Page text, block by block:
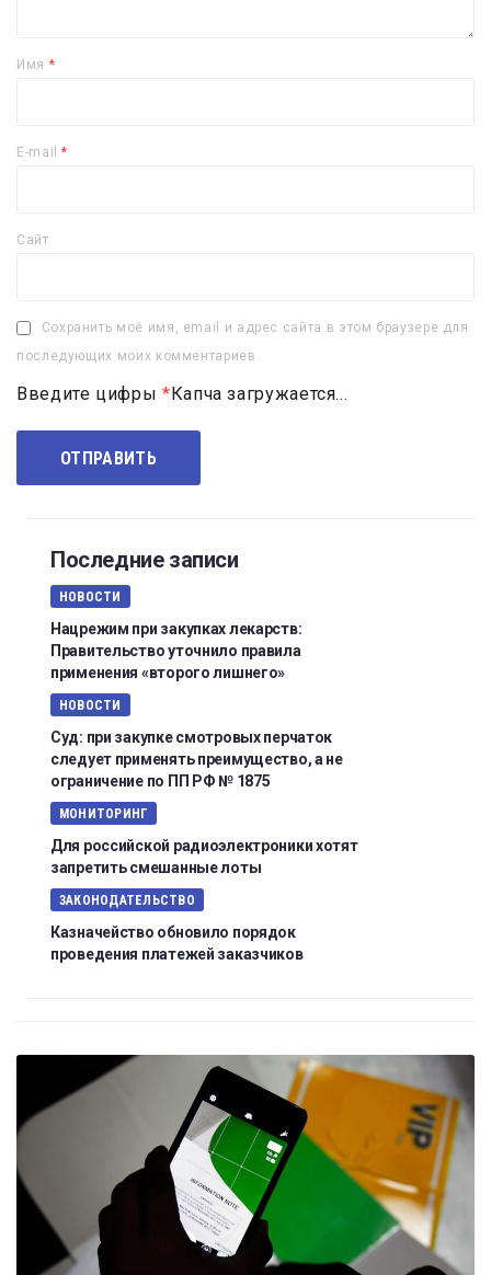
Имя *
E-mail*
Сайт
Сохранить моё имя, email и адрес сайта в этом браузере для
последующих моих комментариев.
Введите цифры * Капча загружается...
Последние записи
НОВОСТИ
Нацрежим при закупках лекарств:
Правительство уточнило правила
применения «второго лишнего»
НОВОСТИ
Суд: при закупке смотровых перчаток
следует применять преимущество, а не
ограничение по ПП РФ № 1875
МОНИТОРИНГ
Для российской радиоэлектроники хотят
запретить смешанные лоты
ЗАКОНОДАТЕЛЬСТВО
Казначейство обновило порядок
проведения платежей заказчиков